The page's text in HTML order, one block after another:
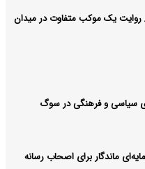
روایت یک موکب متفاوت در میدان
سیاسی و فرهنگی در سوگ
ماندگار برای اصحاب رسانه